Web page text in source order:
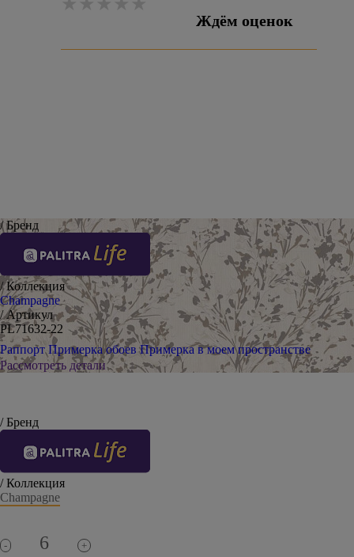
Ждём оценок
/ Бренд
/ Коллекция
Champagne
/ Артикул
PL71632-22
Раппорт Примерка обоев Примерка в моем пространстве
Рассмотреть детали
/ Бренд
/ Коллекция
Champagne
- +